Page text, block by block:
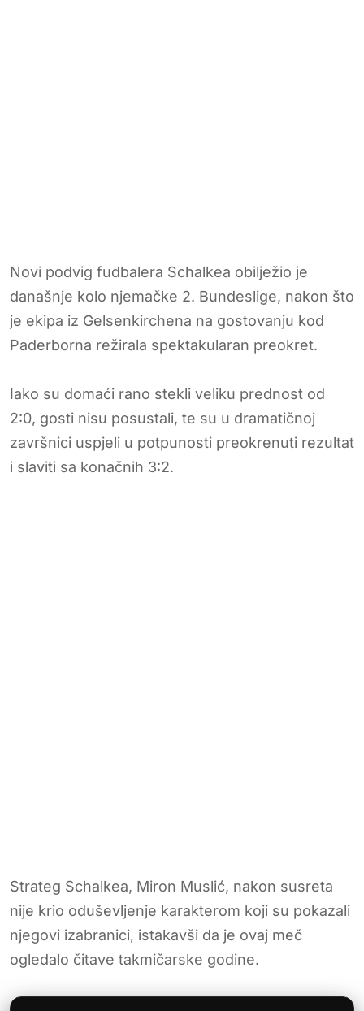
Novi podvig fudbalera Schalkea obilježio je
današnje kolo njemačke 2. Bundeslige, nakon što
je ekipa iz Gelsenkirchena na gostovanju kod
Paderborna režirala spektakularan preokret.
Iako su domaći rano stekli veliku prednost od
2:0, gosti nisu posustali, te su u dramatičnoj
završnici uspjeli u potpunosti preokrenuti rezultat
i slaviti sa konačnih 3:2.
Strateg Schalkea, Miron Muslić, nakon susreta
nije krio oduševljenje karakterom koji su pokazali
njegovi izabranici, istakavši da je ovaj meč
ogledalo čitave takmičarske godine.